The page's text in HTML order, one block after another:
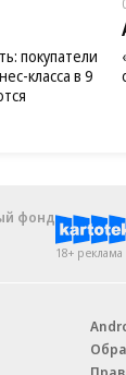
покупатели
класса в 9
фонд
18+ реклама